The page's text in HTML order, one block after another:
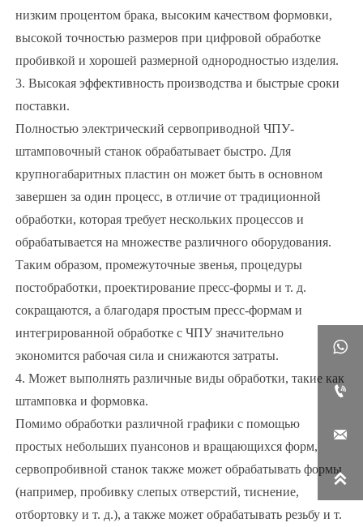
низким процентом брака, высоким качеством формовки,
высокой точностью размеров при цифровой обработке
пробивкой и хорошей размерной однородностью изделия.
3. Высокая эффективность производства и быстрые сроки
поставки.
Полностью электрический сервоприводной ЧПУ-
штамповочный станок обрабатывает быстро. Для
крупногабаритных пластин он может быть в основном
завершен за один процесс, в отличие от традиционной
обработки, которая требует нескольких процессов и
обрабатывается на множестве различного оборудования.
Таким образом, промежуточные звенья, процедуры
постобработки, проектирование пресс-формы и т. д.
сокращаются, а благодаря простым пресс-формам и
интегрированной обработке с ЧПУ значительно
экономится рабочая сила и снижаются затраты.
4. Может выполнять различные виды обработки, такие как
штамповка и формовка.
Помимо обработки различной графики с помощью
простых небольших пуансонов и вращающихся форм,
сервопробивной станок также может обрабатывать формы
(например, пробивку слепых отверстий, тиснение,
отбортовку и т. д.), а также может обрабатывать резьбу и т.



